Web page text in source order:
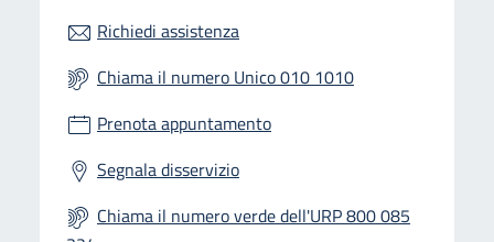
Richiedi assistenza
Chiama il numero Unico 010 1010
Prenota appuntamento
Segnala disservizio
Chiama il numero verde dell'URP 800 085